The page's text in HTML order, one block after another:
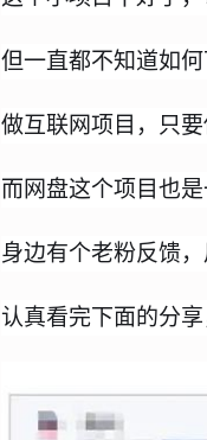
但一直都不知道如
做互联网项目，只
而网盘这个项目也
身边有个老粉反馈
认真看完下面的分